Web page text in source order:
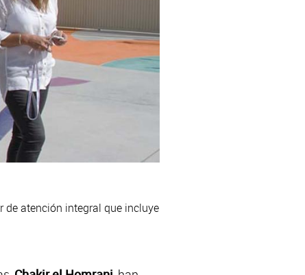
de atención integral que incluye